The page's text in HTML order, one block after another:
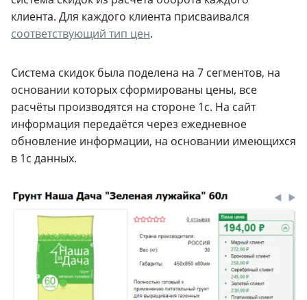
клиента. Для каждого клиента присваивался
соответствующий тип цен.
Система скидок была поделена на 7 сегментов, на
основании которых сформированы цены, все
расчёты производятся на стороне 1с. На сайт
информация передаётся через ежедневное
обновление информации, на основании имеющихся
в 1с данных.